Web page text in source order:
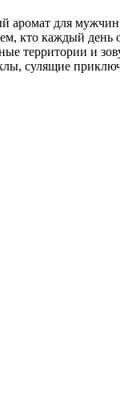
аромат для мужчин
кто каждый день
территории и
сулящие